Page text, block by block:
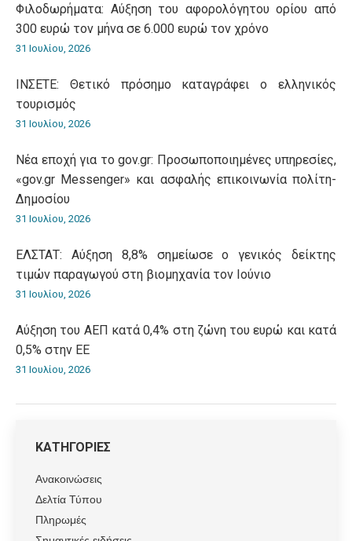
Φιλοδωρήματα: Αύξηση του αφορολόγητου ορίου από
300 ευρώ τον μήνα σε 6.000 ευρώ τον χρόνο
31 Ιουλίου, 2026
ΙΝΣΕΤΕ: Θετικό πρόσημο καταγράφει ο ελληνικός
τουρισμός
31 Ιουλίου, 2026
Νέα εποχή για το gov.gr: Προσωποποιημένες υπηρεσίες,
«gov.gr Messenger» και ασφαλής επικοινωνία πολίτη-
Δημοσίου
31 Ιουλίου, 2026
ΕΛΣΤΑΤ: Αύξηση 8,8% σημείωσε ο γενικός δείκτης
τιμών παραγωγού στη βιομηχανία τον Ιούνιο
31 Ιουλίου, 2026
Αύξηση του ΑΕΠ κατά 0,4% στη ζώνη του ευρώ και κατά
0,5% στην ΕΕ
31 Ιουλίου, 2026
ΚΑΤΗΓΟΡΙΕΣ
Ανακοινώσεις
Δελτία Τύπου
Πληρωμές